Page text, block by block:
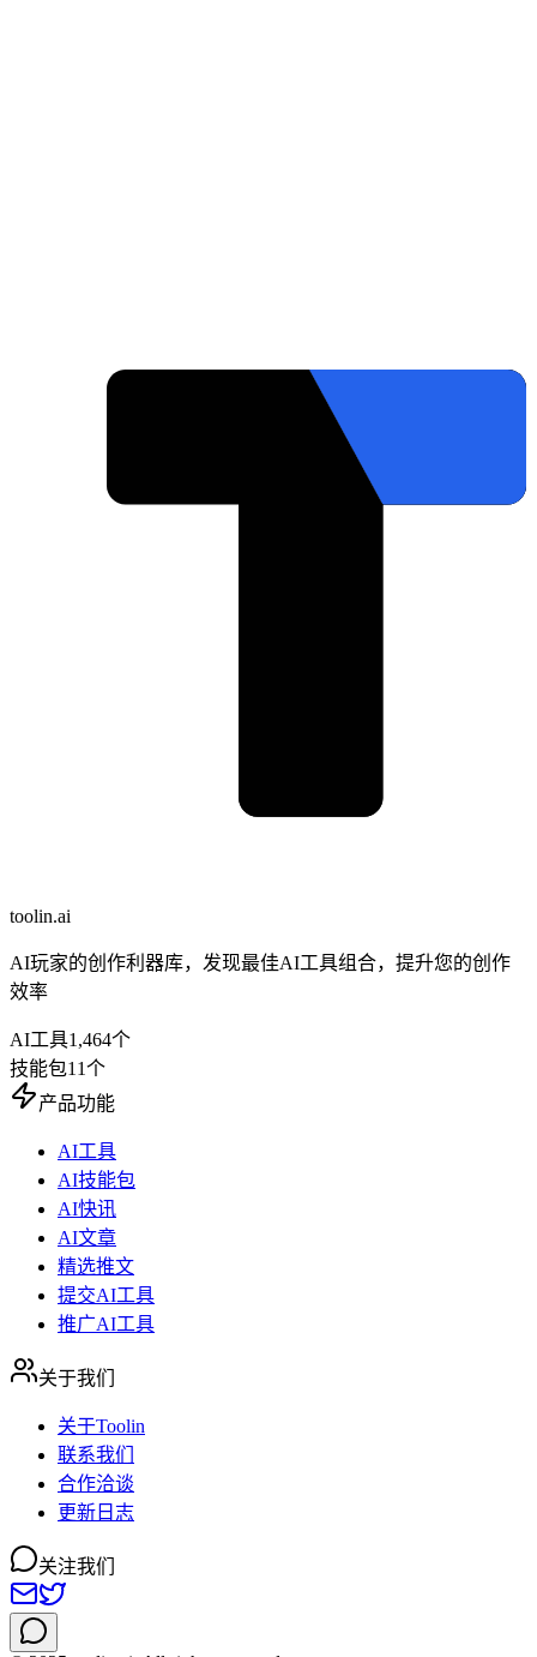
toolin.ai
AI玩家的创作利器库，发现最佳AI工具组合，提升您的创作
效率
AI工具1,464个
技能包11个
产品功能
AI工具
AI技能包
AI快讯
AI文章
精选推文
提交AI工具
推广AI工具
关于我们
关于Toolin
联系我们
合作洽谈
更新日志
关注我们